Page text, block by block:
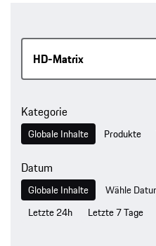
Kategorie
Globale Inhalte Produkte
Datum
Globale Inhalte
Letzte 24h Letzte 7 Tage